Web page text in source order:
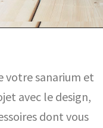
votre sanarium et
avec le design,
dont vous